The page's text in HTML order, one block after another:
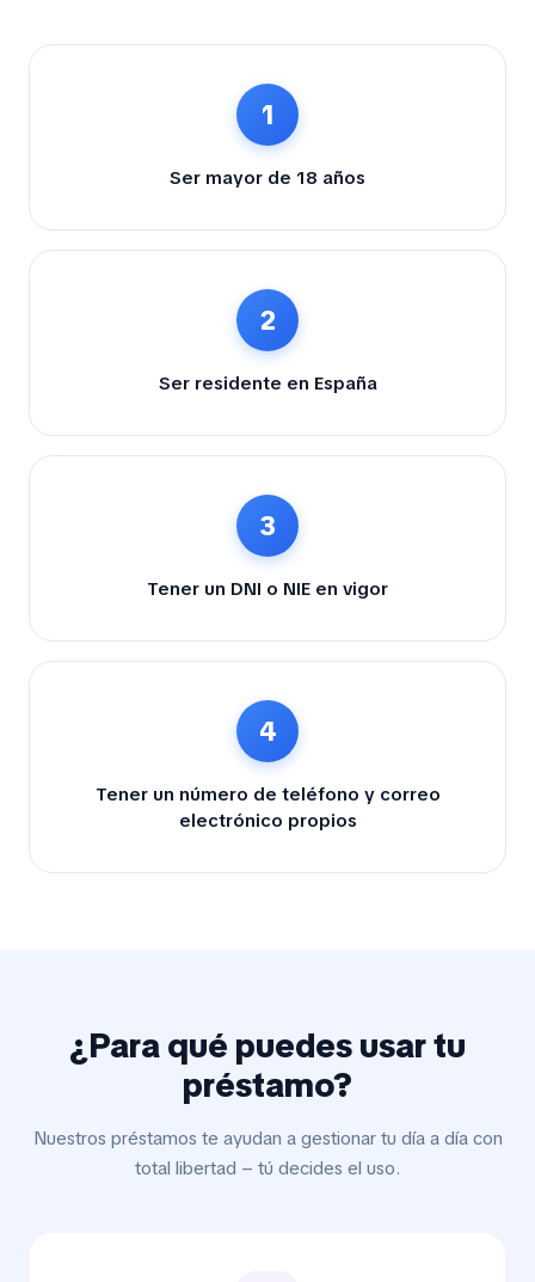
1
Ser mayor de 18 años
2
Ser residente en España
3
Tener un DNI o NIE en vigor
4
Tener un número de teléfono y correo
electrónico propios
¿Para qué puedes usar tu
préstamo?
Nuestros préstamos te ayudan a gestionar tu día a día con
total libertad – tú decides el uso.